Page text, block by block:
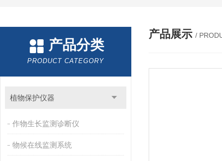
产品分类
PRODUCT CATEGORY
植物保护仪器
作物生长监测诊断仪
物候在线监测系统
产品展示 /